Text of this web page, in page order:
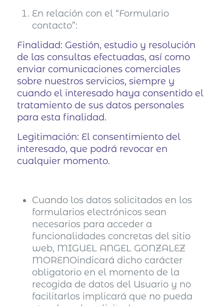
En relación con el “Formulario
contacto”:
Finalidad: Gestión, estudio y resolución
de las consultas efectuadas, así como
enviar comunicaciones comerciales
sobre nuestros servicios, siempre y
cuando el interesado haya consentido el
tratamiento de sus datos personales
para esta finalidad.
Legitimación: El consentimiento del
interesado, que podrá revocar en
cualquier momento.
Cuando los datos solicitados en los
formularios electrónicos sean
necesarios para acceder a
funcionalidades concretas del sitio
web, MIGUEL ANGEL GONZALEZ
MORENOindicará dicho carácter
obligatorio en el momento de la
recogida de datos del Usuario y no
facilitarlos implicará que no pueda